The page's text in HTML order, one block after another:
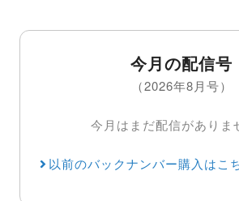
今月の配信号
（2026年8月号）
今月はまだ配信がありま
以前のバックナンバー購入はこ